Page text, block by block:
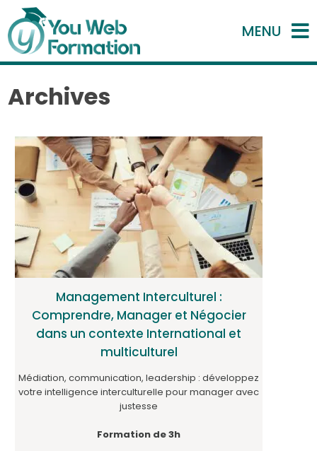
MENU
Archives
Management Interculturel :
Comprendre, Manager et Négocier
dans un contexte International et
multiculturel
Médiation, communication, leadership : développez
votre intelligence interculturelle pour manager avec
justesse
Formation de 3h